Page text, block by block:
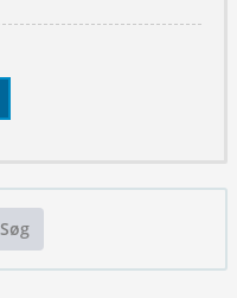
Søg